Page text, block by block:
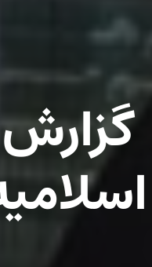
گزارش